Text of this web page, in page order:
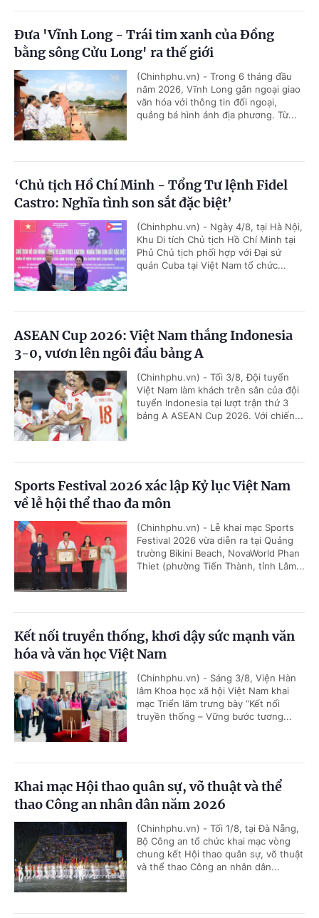
Đưa 'Vĩnh Long - Trái tim xanh của Đồng
bằng sông Cửu Long' ra thế giới
(Chinhphu.vn) - Trong 6 tháng đầu
năm 2026, Vĩnh Long gắn ngoại giao
văn hóa với thông tin đối ngoại,
quảng bá hình ảnh địa phương. Từ...
‘Chủ tịch Hồ Chí Minh - Tổng Tư lệnh Fidel
Castro: Nghĩa tình son sắt đặc biệt’
(Chinhphu.vn) - Ngày 4/8, tại Hà Nội,
Khu Di tích Chủ tịch Hồ Chí Minh tại
Phủ Chủ tịch phối hợp với Đại sứ
quán Cuba tại Việt Nam tổ chức...
ASEAN Cup 2026: Việt Nam thắng Indonesia
3-0, vươn lên ngôi đầu bảng A
(Chinhphu.vn) - Tối 3/8, Đội tuyển
Việt Nam làm khách trên sân của đội
tuyển Indonesia tại lượt trận thứ 3
bảng A ASEAN Cup 2026. Với chiến...
Sports Festival 2026 xác lập Kỷ lục Việt Nam
về lễ hội thể thao đa môn
(Chinhphu.vn) - Lễ khai mạc Sports
Festival 2026 vừa diễn ra tại Quảng
trường Bikini Beach, NovaWorld Phan
Thiet (phường Tiến Thành, tỉnh Lâm...
Kết nối truyền thống, khơi dậy sức mạnh văn
hóa và văn học Việt Nam
(Chinhphu.vn) - Sáng 3/8, Viện Hàn
lâm Khoa học xã hội Việt Nam khai
mạc Triển lãm trưng bày “Kết nối
truyền thống – Vững bước tương...
Khai mạc Hội thao quân sự, võ thuật và thể
thao Công an nhân dân năm 2026
(Chinhphu.vn) - Tối 1/8, tại Đà Nẵng,
Bộ Công an tổ chức khai mạc vòng
chung kết Hội thao quân sự, võ thuật
và thể thao Công an nhân dân...